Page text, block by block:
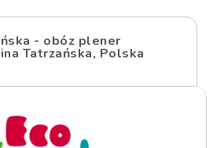
- obóz plener
Tatrzańska, Polska